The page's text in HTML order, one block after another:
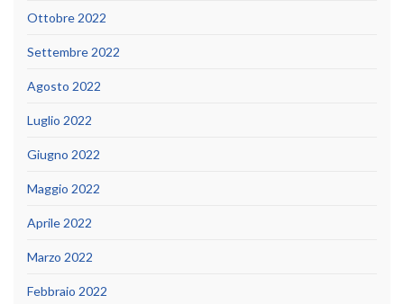
Ottobre 2022
Settembre 2022
Agosto 2022
Luglio 2022
Giugno 2022
Maggio 2022
Aprile 2022
Marzo 2022
Febbraio 2022